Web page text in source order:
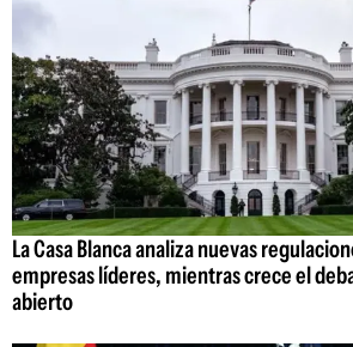
La Casa Blanca analiza nuevas
empresas líderes, mientras crece el
abierto